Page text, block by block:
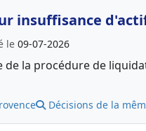
insuffisance
le 09-07-2026
de la procédure de
Décisions de la